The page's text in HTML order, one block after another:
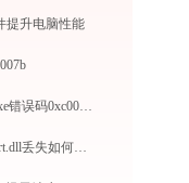
提升电脑性能
WPS Office错误报告 transerr.exe错误码0xc000000d处理办法
多玩模拟器 ME.exe系统错误crt.dll丢失如何解决